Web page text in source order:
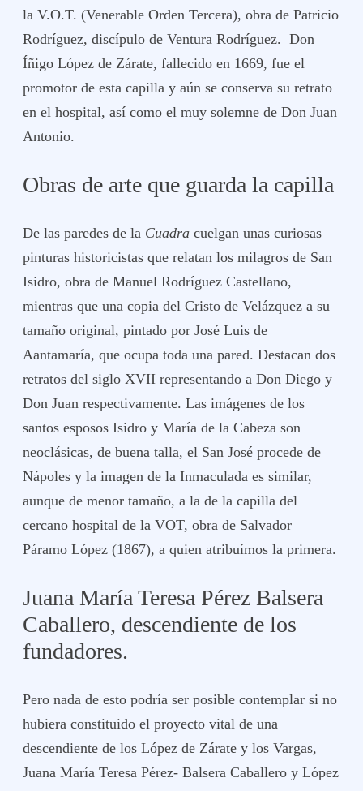
la V.O.T. (Venerable Orden Tercera), obra de Patricio
Rodríguez, discípulo de Ventura Rodríguez. Don
Íñigo López de Zárate, fallecido en 1669, fue el
promotor de esta capilla y aún se conserva su retrato
en el hospital, así como el muy solemne de Don Juan
Antonio.
Obras de arte que guarda la capilla
De las paredes de la Cuadra cuelgan unas curiosas
pinturas historicistas que relatan los milagros de San
Isidro, obra de Manuel Rodríguez Castellano,
mientras que una copia del Cristo de Velázquez a su
tamaño original, pintado por José Luis de
Aantamaría, que ocupa toda una pared. Destacan dos
retratos del siglo XVII representando a Don Diego y
Don Juan respectivamente. Las imágenes de los
santos esposos Isidro y María de la Cabeza son
neoclásicas, de buena talla, el San José procede de
Nápoles y la imagen de la Inmaculada es similar,
aunque de menor tamaño, a la de la capilla del
cercano hospital de la VOT, obra de Salvador
Páramo López (1867), a quien atribuímos la primera.
Juana María Teresa Pérez Balsera
Caballero, descendiente de los
fundadores.
Pero nada de esto podría ser posible contemplar si no
hubiera constituido el proyecto vital de una
descendiente de los López de Zárate y los Vargas,
Juana María Teresa Pérez- Balsera Caballero y López